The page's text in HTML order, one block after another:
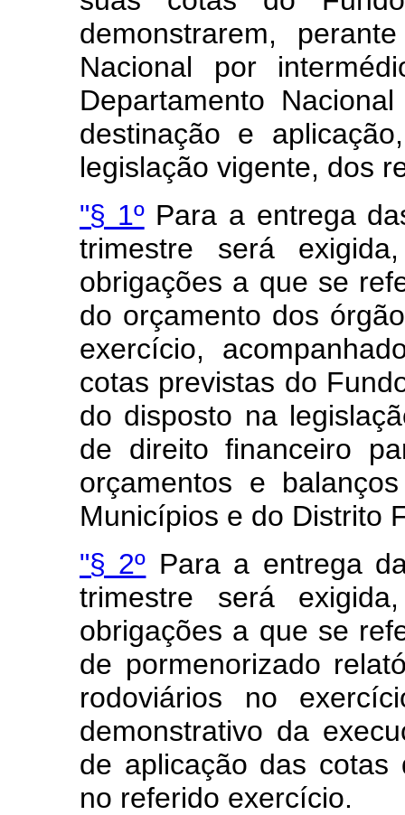
demonstrarem,
Nacional por
Departamento
destinação e
legislação vigente, dos
"§ 1ºPara a entrega
trimestre será
obrigações a que se
do orçamento dos
exercício,
cotas previstas do
do disposto na
de direito financeiro
orçamentos e
Municípios e do Distrito
"§ 2º Para a entrega
trimestre será
obrigações a que se
de pormenorizado
rodoviários no
demonstrativo da
de aplicação das cotas
no referido exercício.